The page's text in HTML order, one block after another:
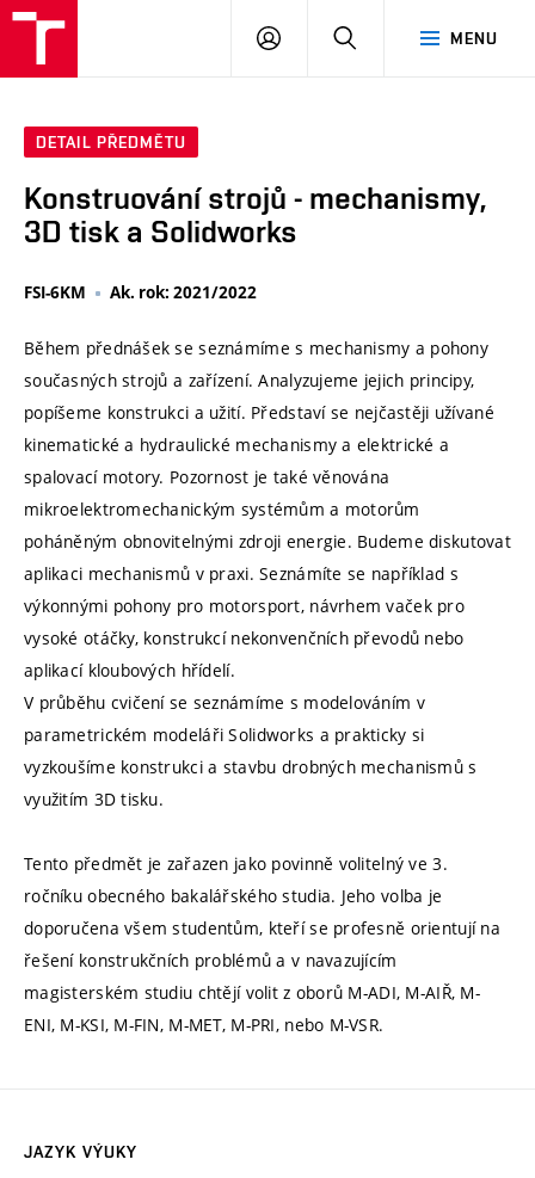
MENU
PŘIHLÁSIT
DETAIL PŘEDMĚTU
Konstruování strojů - mechanismy,
3D tisk a Solidworks
FSI-6KM Ak. rok: 2021/2022
Během přednášek se seznámíme s mechanismy a pohony
současných strojů a zařízení. Analyzujeme jejich principy,
popíšeme konstrukci a užití. Představí se nejčastěji užívané
kinematické a hydraulické mechanismy a elektrické a
spalovací motory. Pozornost je také věnována
mikroelektromechanickým systémům a motorům
poháněným obnovitelnými zdroji energie. Budeme diskutovat
aplikaci mechanismů v praxi. Seznámíte se například s
výkonnými pohony pro motorsport, návrhem vaček pro
vysoké otáčky, konstrukcí nekonvenčních převodů nebo
aplikací kloubových hřídelí.
V průběhu cvičení se seznámíme s modelováním v
parametrickém modeláři Solidworks a prakticky si
vyzkoušíme konstrukci a stavbu drobných mechanismů s
využitím 3D tisku.
Tento předmět je zařazen jako povinně volitelný ve 3.
ročníku obecného bakalářského studia. Jeho volba je
doporučena všem studentům, kteří se profesně orientují na
řešení konstrukčních problémů a v navazujícím
magisterském studiu chtějí volit z oborů M-ADI, M-AIŘ, M-
ENI, M-KSI, M-FIN, M-MET, M-PRI, nebo M-VSR.
JAZYK VÝUKY